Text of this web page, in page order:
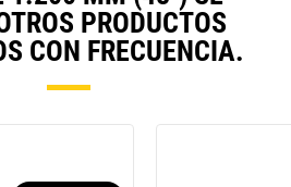
PRODUCTOS
CON FRECUENCIA.